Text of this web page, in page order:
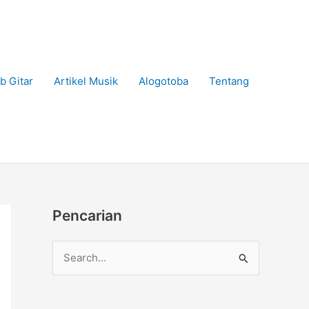
Gitar Artikel Musik Alogotoba Tentang
Pencarian